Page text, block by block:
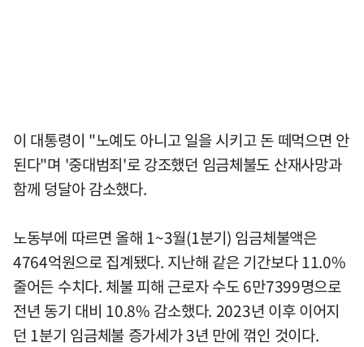
이 대통령이 "노예도 아니고 일을 시키고 돈 떼먹으면 안
된다"며 '중대범죄'로 강조했던 임금체불도 산재사망과
함께 덩달아 감소했다.
노동부에 따르면 올해 1~3월(1분기) 임금체불액은
4764억원으로 집계됐다. 지난해 같은 기간보다 11.0%
줄어든 수치다. 체불 피해 근로자 수도 6만7399명으로
전년 동기 대비 10.8% 감소했다. 2023년 이후 이어지
던 1분기 임금체불 증가세가 3년 만에 꺾인 것이다.